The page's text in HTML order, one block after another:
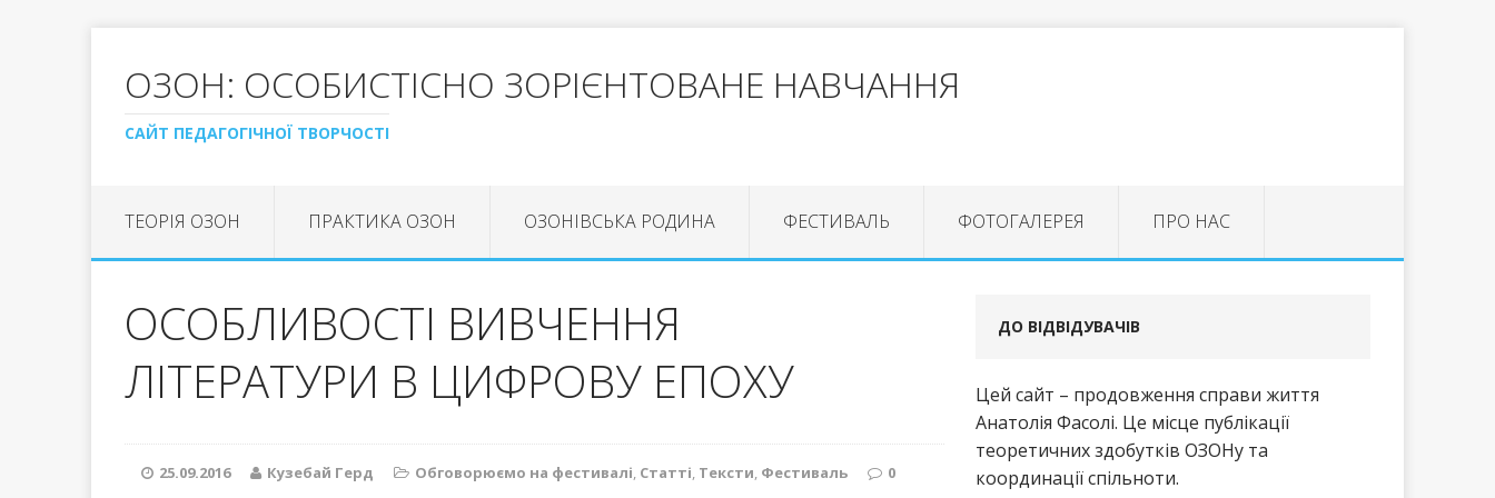
ОЗОН: ОСОБИСТІСНО ЗОРІЄНТОВАНЕ НАВЧАННЯ
САЙТ ПЕДАГОГІЧНОЇ ТВОРЧОСТІ
ТЕОРІЯ ОЗОН ПРАКТИКА ОЗОН ОЗОНІВСЬКА РОДИНА ФЕСТИВАЛЬ ФОТОГАЛЕРЕЯ ПРО НАС
ОСОБЛИВОСТІ ВИВЧЕННЯ
ЛІТЕРАТУРИ В ЦИФРОВУ ЕПОХУ
25.09.2016 Кузебай Герд Обговорюємо на фестивалі, Статті, Тексти, Фестиваль 0
ДО ВІДВІДУВАЧІВ
Цей сайт – продовження справи життя
Анатолія Фасолі. Це місце публікації
теоретичних здобутків ОЗОНу та
координації спільноти.